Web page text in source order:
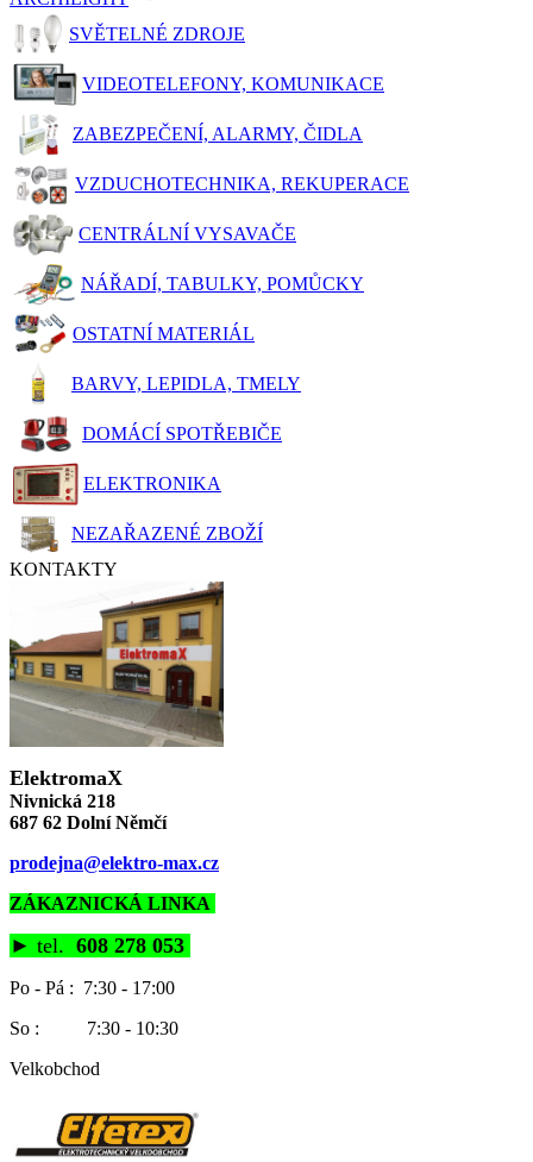
SVĚTELNÉ ZDROJE
VIDEOTELEFONY, KOMUNIKACE
ZABEZPEČENÍ, ALARMY, ČIDLA
VZDUCHOTECHNIKA, REKUPERACE
CENTRÁLNÍ VYSAVAČE
NÁŘADÍ, TABULKY, POMŮCKY
OSTATNÍ MATERIÁL
BARVY, LEPIDLA, TMELY
DOMÁCÍ SPOTŘEBIČE
ELEKTRONIKA
NEZAŘAZENÉ ZBOŽÍ
KONTAKTY
ElektromaX
Nivnická 218
687 62 Dolní Němčí
prodejna@elektro-max.cz
ZÁKAZNICKÁ LINKA
► tel. 608 278 053
Po - Pá : 7:30 - 17:00
So : 7:30 - 10:30
Velkobchod